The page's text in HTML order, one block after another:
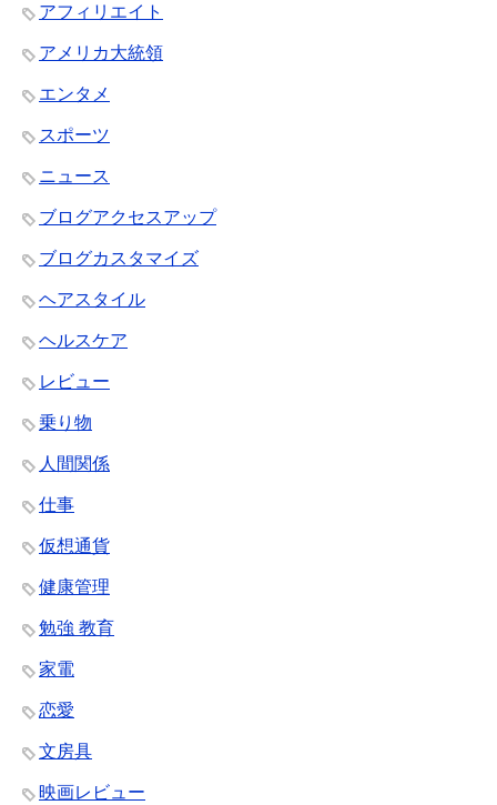
アフィリエイト
アメリカ大統領
エンタメ
スポーツ
ニュース
ブログアクセスアップ
ブログカスタマイズ
ヘアスタイル
ヘルスケア
レビュー
乗り物
人間関係
仕事
仮想通貨
健康管理
勉強 教育
家電
恋愛
文房具
映画レビュー